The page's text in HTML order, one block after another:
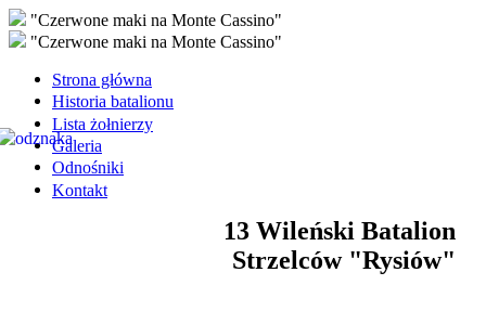
"Czerwone maki na Monte Cassino"
"Czerwone maki na Monte Cassino"
Strona główna
Historia batalionu
Lista żołnierzy
Galeria
Odnośniki
Kontakt
13 Wileński Batalion
Strzelców "Rysiów"